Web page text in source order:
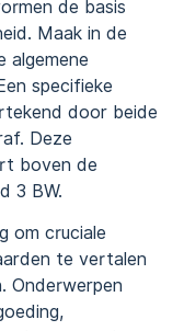
de basis
Maak in de
algemene
specifieke
door beide
Deze
boven de
3 BW.
om cruciale
te vertalen
Onderwerpen